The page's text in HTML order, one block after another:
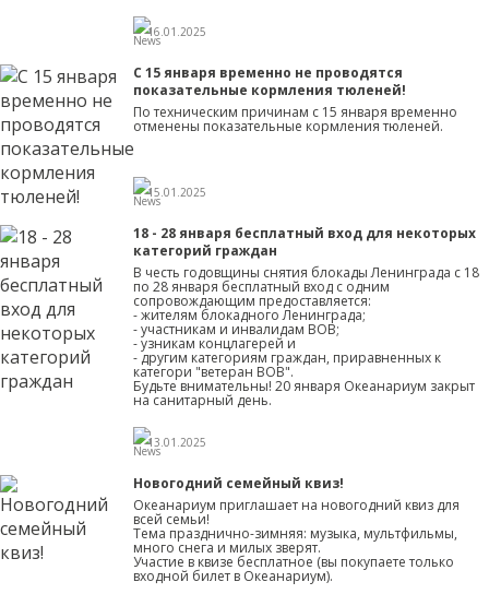
16.01.2025
С 15 января временно не проводятся
показательные кормления тюленей!
По техническим причинам с 15 января временно
отменены показательные кормления тюленей.
15.01.2025
18 - 28 января бесплатный вход для некоторых
категорий граждан
В честь годовщины снятия блокады Ленинграда с 18
по 28 января бесплатный вход с одним
сопровождающим предоставляется:
- жителям блокадного Ленинграда;
- участникам и инвалидам ВОВ;
- узникам концлагерей и
- другим категориям граждан, приравненных к
категори "ветеран ВОВ".
Будьте внимательны! 20 января Океанариум закрыт
на санитарный день.
13.01.2025
Новогодний семейный квиз!
Океанариум приглашает на новогодний квиз для
всей семьи!
Тема празднично-зимняя: музыка, мультфильмы,
много снега и милых зверят.
Участие в квизе бесплатное (вы покупаете только
входной билет в Океанариум).